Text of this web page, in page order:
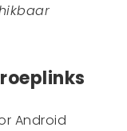
Android